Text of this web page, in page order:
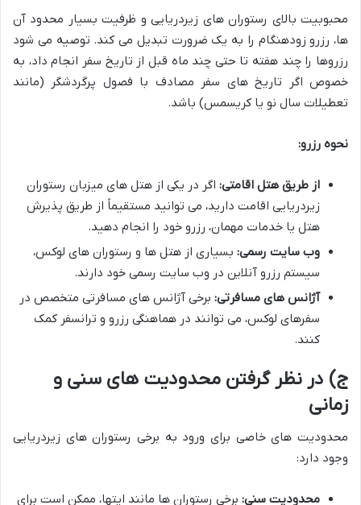
محبوبیت بالای رستوران های زیردریایی و ظرفیت بسیار محدود آن
ها، رزرو زودهنگام را به یک ضرورت تبدیل می کند. توصیه می شود
رزروها را چند هفته تا حتی چند ماه قبل از تاریخ سفر انجام داد، به
خصوص اگر تاریخ های سفر مصادف با فصول پرگردشگر (مانند
تعطیلات سال نو یا کریسمس) باشد.
نحوه رزرو:
از طریق هتل اقامتی: اگر در یکی از هتل های میزبان رستوران
زیردریایی اقامت دارید، می توانید مستقیماً از طریق پذیرش
هتل یا خدمات مهمان، رزرو خود را انجام دهید.
وب سایت رسمی: بسیاری از هتل ها و رستوران های لوکس،
سیستم رزرو آنلاین در وب سایت رسمی خود دارند.
آژانس های مسافرتی: برخی آژانس های مسافرتی متخصص در
سفرهای لوکس، می توانند در هماهنگی رزرو و ترانسفر کمک
کنند.
ج) در نظر گرفتن محدودیت های سنی و
زمانی
محدودیت های خاصی برای ورود به برخی رستوران های زیردریایی
وجود دارد:
محدودیت سنی: برخی رستوران ها مانند ایتها، ممکن است برای